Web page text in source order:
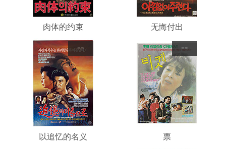
肉体的约束 无悔付出
--
以追忆的名义
--
票